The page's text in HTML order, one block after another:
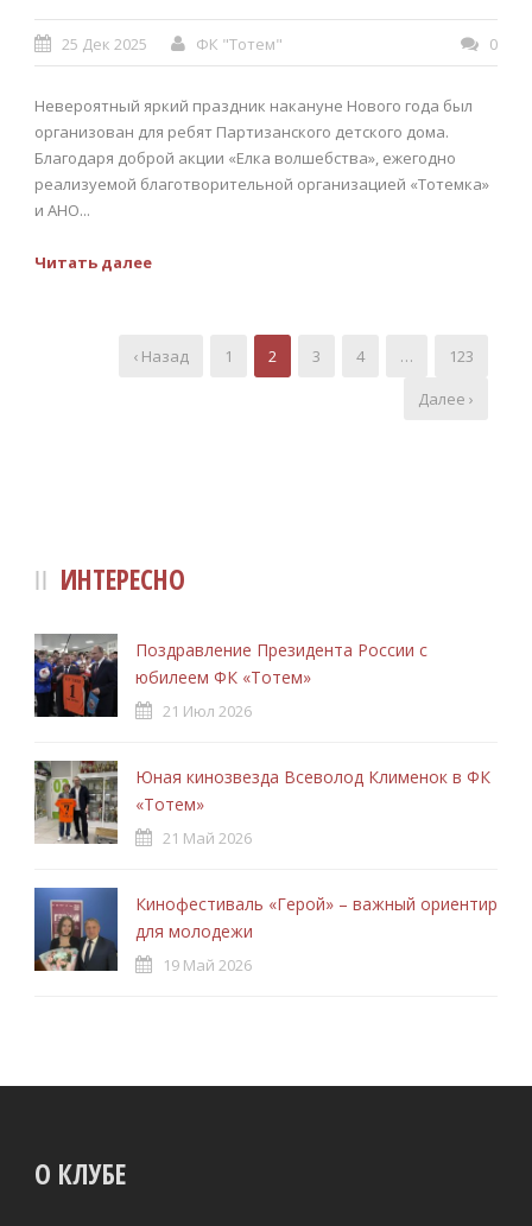
25 Дек 2025 ФК "Тотем" 0
Невероятный яркий праздник накануне Нового года был
организован для ребят Партизанского детского дома.
Благодаря доброй акции «Елка волшебства», ежегодно
реализуемой благотворительной организацией «Тотемка»
и АНО...
Читать далее
‹ Назад 1 2 3 4 …
123
Далее ›
ИНТЕРЕСНО
Поздравление Президента России с
юбилеем ФК «Тотем»
21 Июл 2026
Юная кинозвезда Всеволод Клименок в ФК
«Тотем»
21 Май 2026
Кинофестиваль «Герой» – важный ориентир
для молодежи
19 Май 2026
О КЛУБЕ